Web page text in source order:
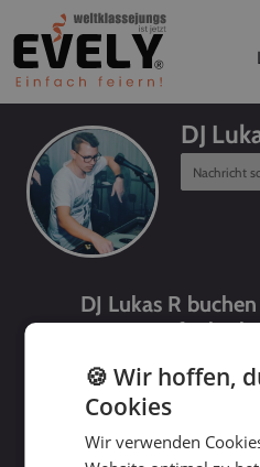
DJ
Nachricht
DJ Lukas R
🍪 Wir hoffen,
Cookies
Wir verwenden